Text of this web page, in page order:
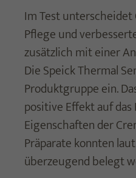
Im Test unterscheidet
Pflege und
zusätzlich mit einer
Die Speick Thermal
Produktgruppe ein.
positive Effekt auf
Eigenschaften der
Präparate konnten
überzeugend belegt